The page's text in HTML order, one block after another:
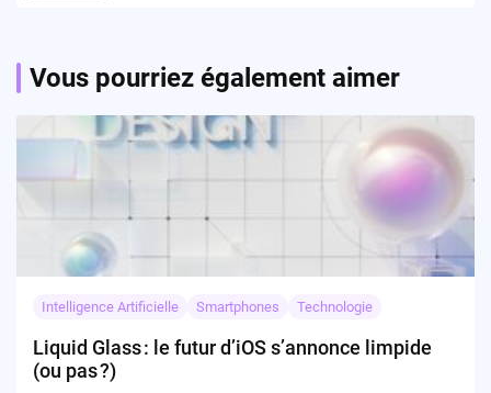
Vous pourriez également aimer
Intelligence Artificielle Smartphones Technologie
Liquid Glass : le futur d’iOS s’annonce limpide
(ou pas ?)